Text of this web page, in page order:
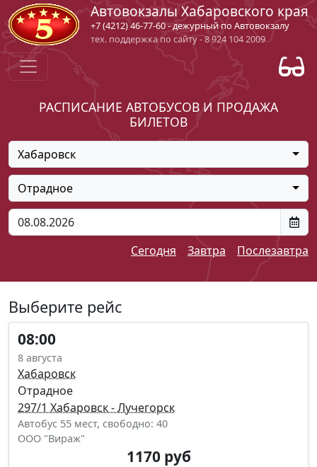
Автовокзалы Хабаровского края
+7 (4212) 46-77-60 - дежурный по Автовокзалу
тех. поддержка по сайту - 8 924 104 2009
РАСПИСАНИЕ АВТОБУСОВ И ПРОДАЖА
БИЛЕТОВ
Хабаровск
Отрадное
Сегодня Завтра Послезавтра
Выберите рейс
08:00
8 августа
Хабаровск
Отрадное
297/1 Хабаровск - Лучегорск
Автобус 55 мест, свободно: 40
ООО "Вираж"
1170 руб